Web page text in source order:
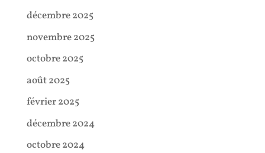
décembre 2025
novembre 2025
octobre 2025
août 2025
février 2025
décembre 2024
octobre 2024